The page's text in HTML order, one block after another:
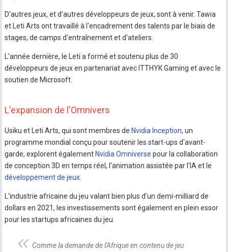
D'autres jeux, et d'autres développeurs de jeux, sont à venir. Tawia
et Leti Arts ont travaillé à l'encadrement des talents par le biais de
stages, de camps d'entraînement et d'ateliers.
L'année dernière, le Leti a formé et soutenu plus de 30
développeurs de jeux en partenariat avec ITTHYK Gaming et avec le
soutien de Microsoft.
L'expansion de l'Omnivers
Usiku et Leti Arts, qui sont membres de Nvidia Inception, un
programme mondial conçu pour soutenir les start-ups d'avant-
garde, explorent également Nvidia Omniverse pour la collaboration
de conception 3D en temps réel, l'animation assistée par l'IA et le
développement de jeux
L'industrie africaine du jeu valant bien plus d'un demi-milliard de
dollars en 2021, les investissements sont également en plein essor
pour les startups africaines du jeu.
Comme la demande de l'Afrique en contenu de jeu